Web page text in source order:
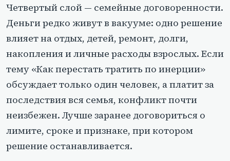
Четвертый слой — семейные договоренности.
Деньги редко живут в вакууме: одно решение
влияет на отдых, детей, ремонт, долги,
накопления и личные расходы взрослых. Если
тему «Как перестать тратить по инерции»
обсуждает только один человек, а платит за
последствия вся семья, конфликт почти
неизбежен. Лучше заранее договориться о
лимите, сроке и признаке, при котором
решение останавливается.